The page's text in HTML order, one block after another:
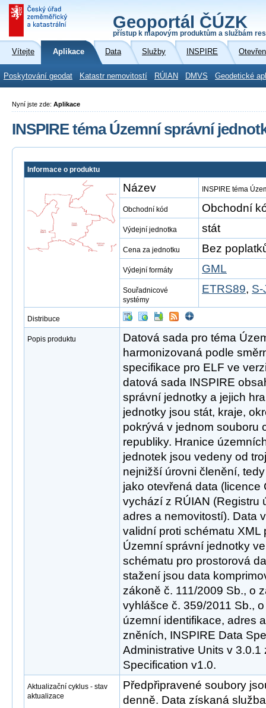
Geoportál ČÚZK
přístup k mapovým produktům a službám
Vítejte Aplikace Data Služby INSPIRE
Poskytování geodat Katastr nemovitostí RÚIAN DMVS Geodetické
Nyní jste zde: Aplikace
INSPIRE téma Územní správní
Informace o produktu
Název INSPIRE téma
Obchodní kód Obchodní
Výdejní jednotka stát
Cena za jednotku Bez
Výdejní formáty GML
Souřadnicové
systémy
ETRS89, S-
Distribuce
Popis produktu
Datová sada pro téma
harmonizovaná podle
specifikace pro ELF ve
datová sada INSPIRE
správní jednotky a jejich
jednotky jsou stát, kraje,
pokrývá v jednom souboru
republiky. Hranice
jednotek jsou vedeny od
nejnižší úrovni členění,
jako otevřená data (licence
vychází z RÚIAN (Registru
adres a nemovitostí). Data
validní proti schématu XML
Územní správní jednotky
schématu pro prostorová
stažení jsou data
zákoně č. 111/2009 Sb., o
vyhlášce č. 359/2011 Sb.,
územní identifikace, adres
zněních, INSPIRE Data
Administrative Units v
Specification v1.0.
Aktualizační cyklus - stav
aktualizace
Předpřipravené soubory
denně. Data získaná